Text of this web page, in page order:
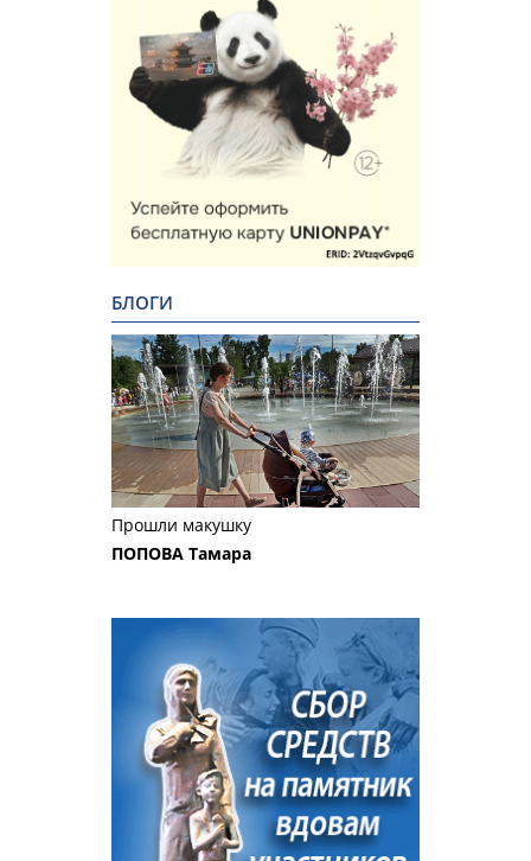
БЛОГИ
Прошли макушку
ПОПОВА Тамара